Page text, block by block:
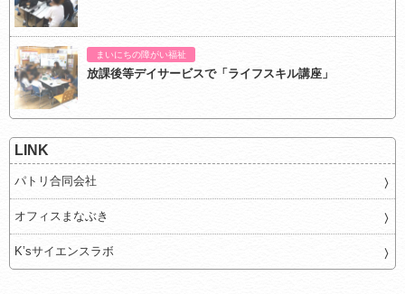
まいにちの障がい福祉
放課後等デイサービスで「ライフスキル講座」
LINK
パトリ合同会社
オフィスまなぶき
K’sサイエンスラボ